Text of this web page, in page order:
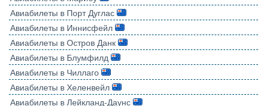
Авиабилеты в Порт Дуглас
Авиабилеты в Иннисфейл
Авиабилеты в Остров Данк
Авиабилеты в Блумфилд
Авиабилеты в Чиллаго
Авиабилеты в Хеленвейл
Авиабилеты в Лейкланд-Даунс